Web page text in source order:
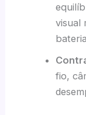
visual
fio,